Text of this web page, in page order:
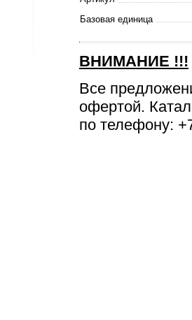
Базовая единица
ВНИМАНИЕ !!!
Все
офертой.
по телефону: